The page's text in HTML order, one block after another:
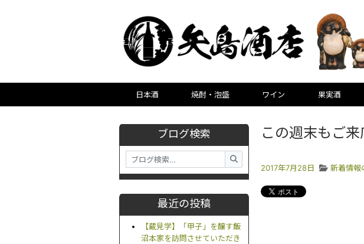
日本酒 焼酎・泡盛 ワイン 果実酒
ブログ検索
最近の投稿
【蔵見学】「甲子」を醸す飯
沼本家を訪問させていただき
この週末もご来
2017年7月28日 新着情報